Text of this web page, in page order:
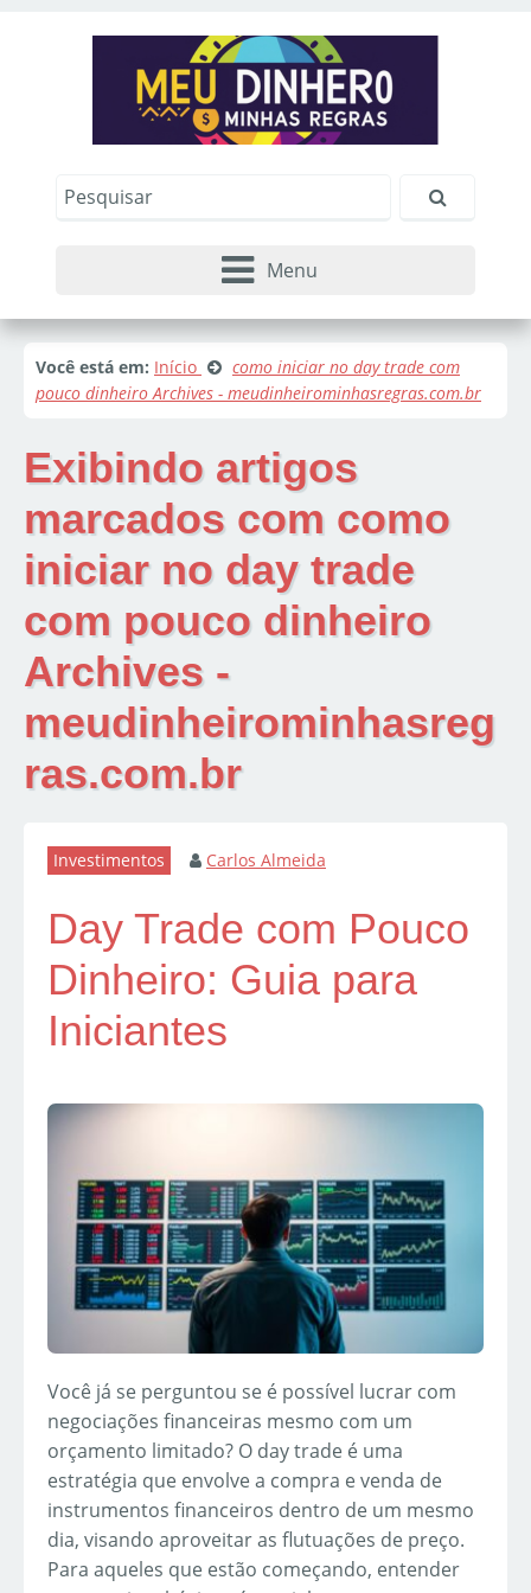
Menu
Você está em: Início
como iniciar no day trade com
pouco dinheiro Archives - meudinheirominhasregras.com.br
Exibindo artigos
marcados com como
iniciar no day trade
com pouco dinheiro
Archives -
meudinheirominhasreg
ras.com.br
Investimentos Carlos Almeida
Day Trade com Pouco
Dinheiro: Guia para
Iniciantes
Você já se perguntou se é possível lucrar com
negociações financeiras mesmo com um
orçamento limitado? O day trade é uma
estratégia que envolve a compra e venda de
instrumentos financeiros dentro de um mesmo
dia, visando aproveitar as flutuações de preço.
Para aqueles que estão começando, entender